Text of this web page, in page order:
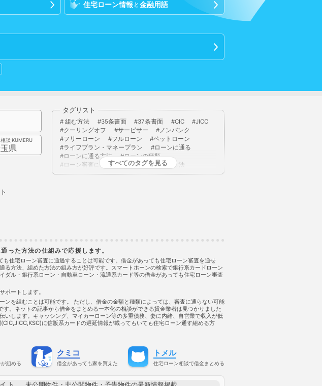
住宅ローン情報 と 金融用語
談
県
タグリスト
組む方法 35条書面 37条書面 CIC
JICC
クーリングオフ
サービサー
ノンバンク
フリーローン
フルローン
ペットローン
ライフプラン・マネープラン
ローンに通る
ローンに通る方法
ローンの種類
ローン審査に通る
ローン審査に通る方法
不動産取得税
不法占拠 不法行為
二重譲渡
個人民事再生
借金あってもローンに通った
借金あってもローンに通った
借金あってもローンに通る
借金あってもローン審査に通る方法
借金あっても住宅ローンに通る
借金あっても住宅ローンに通る方法
借金あっても住宅ローン審査に通る方法
借金あっても審査に通る
借金あっても審査に通る方法
借金あっても通る
借金があってもローンに通る
すべてのタグを見る
った方法の仕組みで応援します。
住宅ローン審査に通過することは可能です。借金があっても住宅ローン審査を通せ
方法、組めた方法の組み方が好評です。スマートホーンの検索で銀行系カードローン
ル・銀行系ローン・自動車ローン・流通系カード等の借金があっても住宅ローン審査
ポートします。
を組むことは可能です。 ただし、借金の金額と種類によっては、審査に通らない可能
。ネットの記事から借金をまとめる一本化の相談ができる貸金業者は見つかりました
します。キャッシング、マイカーローン等の多重債務、妻に内緒、自営業で収入が低
に信販系カードの遅延情報が載ってもいても住宅ローン通す組める方
組める
クミコ
借金があっても家を買えた
トメル
住宅ローン相談で借金まとめる